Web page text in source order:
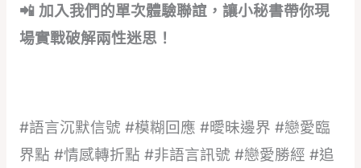
📲 加入我們的單次體驗聯誼，讓小秘書帶你現
場實戰破解兩性迷思！
#語言沉默信號 #模糊回應 #曖昧邊界 #戀愛臨
界點 #情感轉折點 #非語言訊號 #戀愛勝經 #追